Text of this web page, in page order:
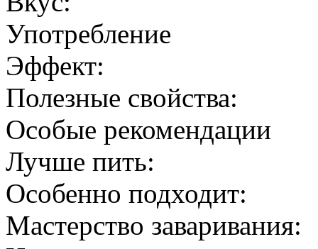
Употребление
Эффект:
Полезные свойства:
Особые рекомендации
Лучше пить:
Особенно подходит:
Мастерство заваривания: